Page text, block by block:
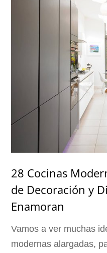
28 Cocinas
de Decoración y
Enamoran
Vamos a ver muchas
modernas alargadas,